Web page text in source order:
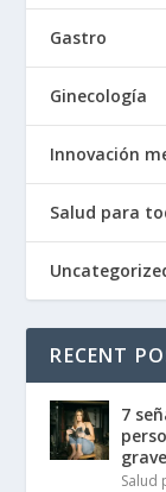
Gastro
Ginecología
Innovación
Salud para
RECENT
7
Salud